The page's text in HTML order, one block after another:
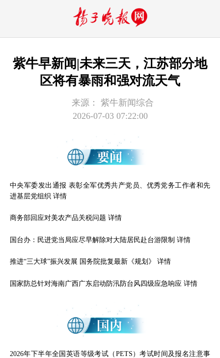
紫牛早新闻|未来三天，江苏部分地
区将有暴雨和强对流天气
来源：
紫牛新闻综合
2026-07-03 07:22:00
中央军委发出通报 表彰全军优秀共产党员、优秀党务工作者和先
进基层党组织 详情
商务部回应对美农产品关税问题 详情
国台办：民进党当局应尽早解除对大陆居民赴台游限制 详情
推进“三大球”振兴发展 国务院批复最新《规划》 详情
国家防总针对海南广西广东启动防汛防台风四级应急响应 详情
2026年下半年全国英语等级考试（PETS）考试时间及报名注意事